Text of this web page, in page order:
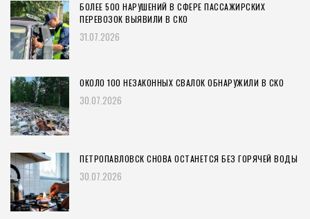
БОЛЕЕ 500 НАРУШЕНИЙ В СФЕРЕ ПАССАЖИРСКИХ
ПЕРЕВОЗОК ВЫЯВИЛИ В СКО
31.07.2026
ОКОЛО 100 НЕЗАКОННЫХ СВАЛОК ОБНАРУЖИЛИ В СКО
30.07.2026
ПЕТРОПАВЛОВСК СНОВА ОСТАНЕТСЯ БЕЗ ГОРЯЧЕЙ ВОДЫ
30.07.2026